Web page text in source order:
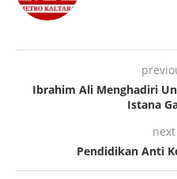
Ibrahim Ali Menghadiri
Istana
Pendidikan Anti